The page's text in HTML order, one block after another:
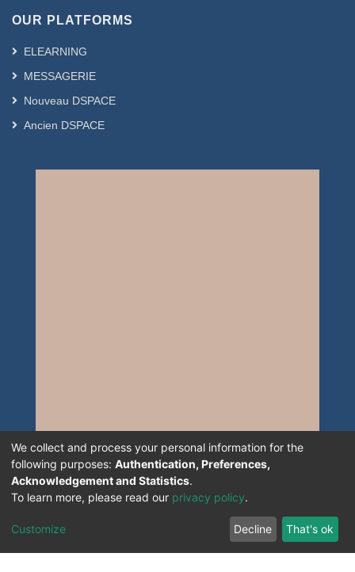
OUR PLATFORMS
ELEARNING
MESSAGERIE
Nouveau DSPACE
Ancien DSPACE
We collect and process your personal information for the
following purposes: Authentication, Preferences,
Acknowledgement and Statistics.
To learn more, please read our privacy policy.
Customize Decline That's ok